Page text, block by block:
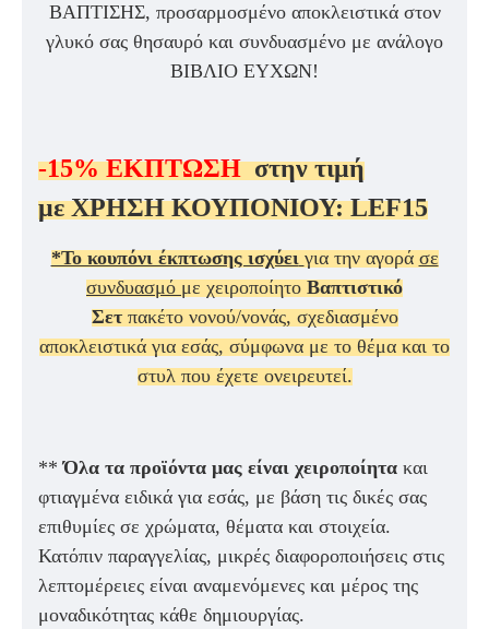
ΒΑΠΤΙΣΗΣ, προσαρμοσμένο αποκλειστικά στον
γλυκό σας θησαυρό και συνδυασμένο με ανάλογο
ΒΙΒΛΙΟ ΕΥΧΩΝ!
-15%ΕΚΠΤΩΣΗ στην τιμή
μεΧΡΗΣΗ ΚΟΥΠΟΝΙΟΥ: LEF15
*Το κουπόνι έκπτωσης ισχύει για την αγορά σε
συνδυασμό με χειροποίητο Βαπτιστικό
Σετ πακέτο νονού/νονάς, σχεδιασμένο
αποκλειστικά για εσάς, σύμφωνα με το θέμα και το
στυλ που έχετε ονειρευτεί.
**Όλα τα προϊόντα μας είναι χειροποίητα και
φτιαγμένα ειδικά για εσάς, με βάση τις δικές σας
επιθυμίες σε χρώματα, θέματα και στοιχεία.
Κατόπιν παραγγελίας, μικρές διαφοροποιήσεις στις
λεπτομέρειες είναι αναμενόμενες και μέρος της
μοναδικότητας κάθε δημιουργίας.